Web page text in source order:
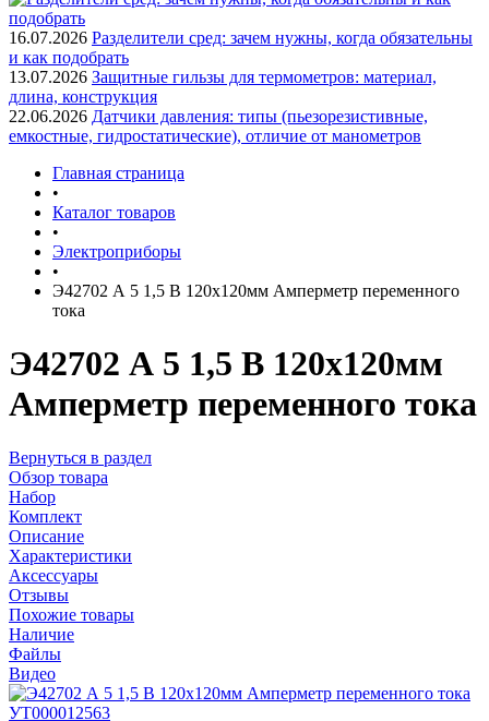
16.07.2026 Разделители сред: зачем нужны, когда обязательны
и как подобрать
13.07.2026 Защитные гильзы для термометров: материал,
длина, конструкция
22.06.2026 Датчики давления: типы (пьезорезистивные,
емкостные, гидростатические), отличие от манометров
Главная страница
•
Каталог товаров
•
Электроприборы
•
Э42702 А 5 1,5 В 120х120мм Амперметр переменного
тока
Э42702 А 5 1,5 В 120х120мм
Амперметр переменного тока
Вернуться в раздел
Обзор товара
Набор
Комплект
Описание
Характеристики
Аксессуары
Отзывы
Похожие товары
Наличие
Файлы
Видео